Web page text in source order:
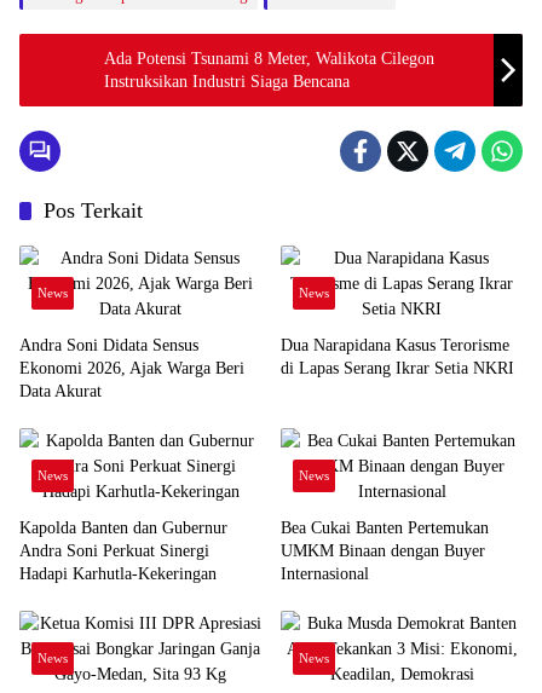
Ada Potensi Tsunami 8 Meter, Walikota Cilegon
Instruksikan Industri Siaga Bencana
Pos Terkait
News
Andra Soni Didata Sensus
Ekonomi 2026, Ajak Warga Beri
Data Akurat
News
Dua Narapidana Kasus Terorisme
di Lapas Serang Ikrar Setia NKRI
News
Kapolda Banten dan Gubernur
Andra Soni Perkuat Sinergi
Hadapi Karhutla-Kekeringan
News
Bea Cukai Banten Pertemukan
UMKM Binaan dengan Buyer
Internasional
News News